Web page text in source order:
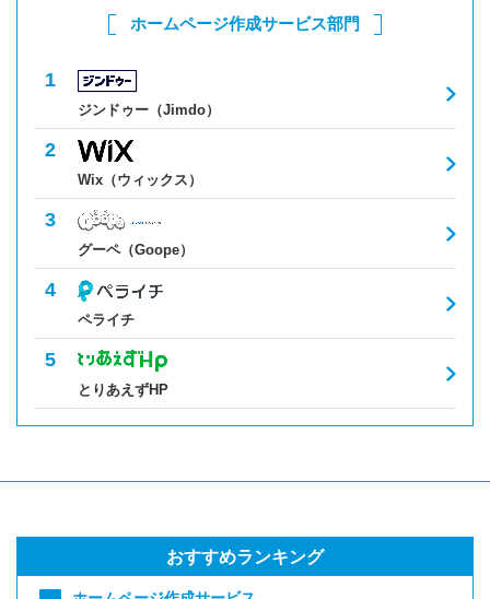
ホームページ作成サービス部門
ジンドゥー（Jimdo）
Wix（ウィックス）
グーペ（Goope）
ペライチ
とりあえずHP
おすすめランキング